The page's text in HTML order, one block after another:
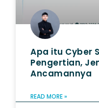
Apa itu Cyber
Pengertian,
Ancamannya
READ MORE »